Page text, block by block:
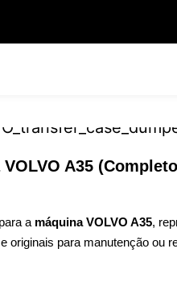
A35
a máquina VOLVO A35,
originais para manutenção ou